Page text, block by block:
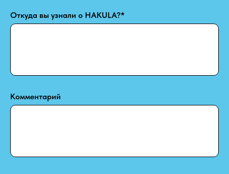
Откуда вы узнали о HAKULA?*
Комментарий